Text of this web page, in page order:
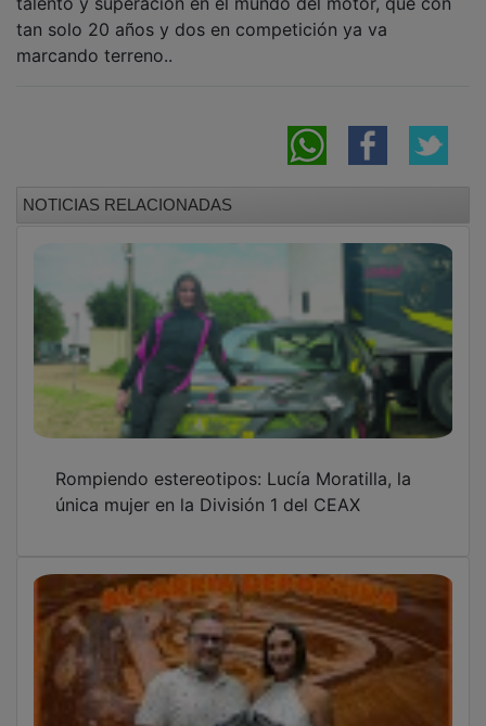
tan solo 20 años y dos en competición ya va
marcando terreno..
única mujer en la División 1 del CEAX